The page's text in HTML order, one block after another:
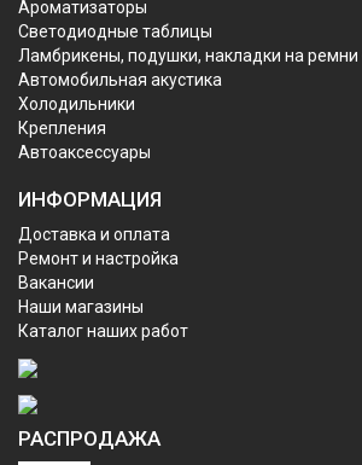
Ароматизаторы
Светодиодные таблицы
Ламбрикены, подушки, накладки на ремни
Автомобильная акустика
Холодильники
Крепления
Автоаксессуары
ИНФОРМАЦИЯ
Доставка и оплата
Ремонт и настройка
Вакансии
Наши магазины
Каталог наших работ
РАСПРОДАЖА